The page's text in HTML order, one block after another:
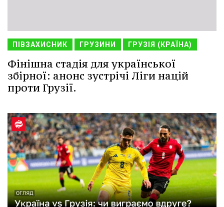
ПІВЗАХИСНИК ГРУЗИНИ ГРУЗІЯ (КРАЇНА)
Фінішна стадія для української
збірної: анонс зустрічі Ліги націй
проти Грузії.